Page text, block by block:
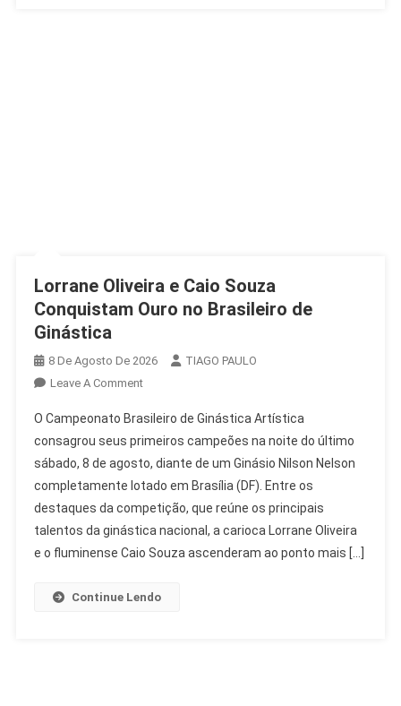
Lorrane Oliveira e Caio Souza
Conquistam Ouro no Brasileiro de
Ginástica
8 De Agosto De 2026
TIAGO PAULO
Leave A CommentOn
Oliveira
E
Caio
Souza
Conquistam
Ouro
No
O Campeonato Brasileiro de Ginástica Artística
consagrou seus primeiros campeões na noite do último
sábado, 8 de agosto, diante de um Ginásio Nilson Nelson
completamente lotado em Brasília (DF). Entre os
destaques da competição, que reúne os principais
talentos da ginástica nacional, a carioca Lorrane Oliveira
e o fluminense Caio Souza ascenderam ao ponto mais […]
Continue Lendo